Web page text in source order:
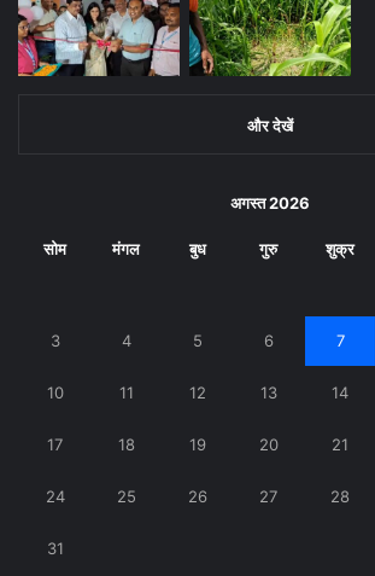
और देखें
अगस्त 2026
सोम मंगल बुध गुरु शुक्र
3 4 5 6 7
10 11 12 13 14
17 18 19 20 21
24 25 26 27 28
31